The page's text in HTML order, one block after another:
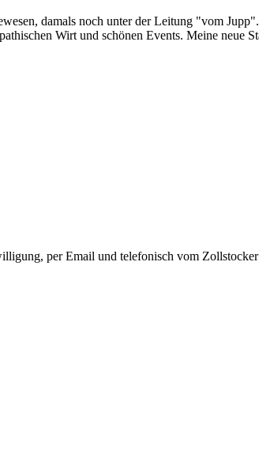
damals noch unter der Leitung "vom
Wirt und schönen Events. Meine neue
per Email und telefonisch vom